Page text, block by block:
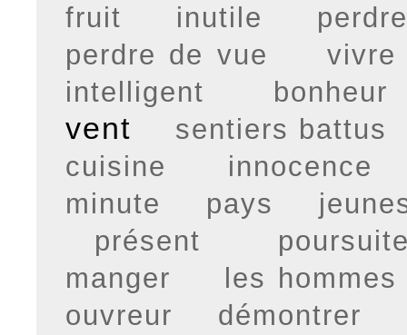
fruit
inutile
perdre
perdre de vue
vivre
intelligent
bonheur
vent
sentiers battus
cuisine
innocence
minute
pays
présent
manger
les hommes
ouvreur
démontrer